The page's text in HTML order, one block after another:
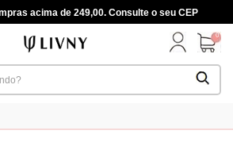
acima de 249,00. Consulte o seu CEP
0